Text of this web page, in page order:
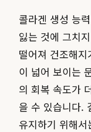
콜라겐 생성 능
잃는 것에 그치
떨어져 건조해
이 넓어 보이는
의 회복 속도가
을 수 있습니다.
유지하기 위해